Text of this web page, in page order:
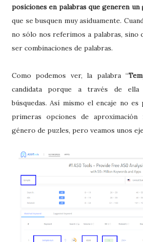
posiciones en palabras que generen un
que se busquen muy asiduamente.
no sólo nos referimos a palabras, sino
ser combinaciones de palabras.
Como podemos ver, la palabra “
candidata porque a través de ella
búsquedas. Así mismo el encaje no
primeras opciones de
género de puzles, pero veamos unos